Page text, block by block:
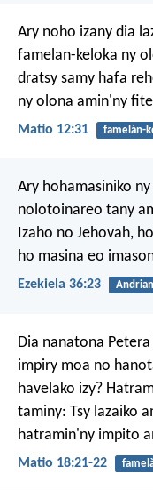
Ary noho izany dia
famelan-keloka ny
dratsy samy hafa
ny olona amin'ny
Matio 12:31 famelàn-
Ary hohamasiniko
nolotoinareo tany
Izaho no Jehovah,
ho masina eo
Ezekiela 36:23
Dia nanatona
impiry moa no
havelako izy?
taminy: Tsy lazaiko
hatramin'ny impito
Matio 18:21-22